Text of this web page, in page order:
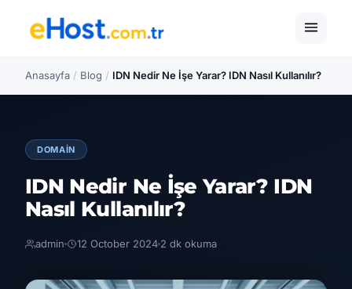
Anasayfa / Blog / IDN Nedir Ne İşe Yarar? IDN Nasıl Kullanılır?
DOMAIN
IDN Nedir Ne İşe Yarar? IDN
Nasıl Kullanılır?
admin 12 October 2024 2 dk okuma